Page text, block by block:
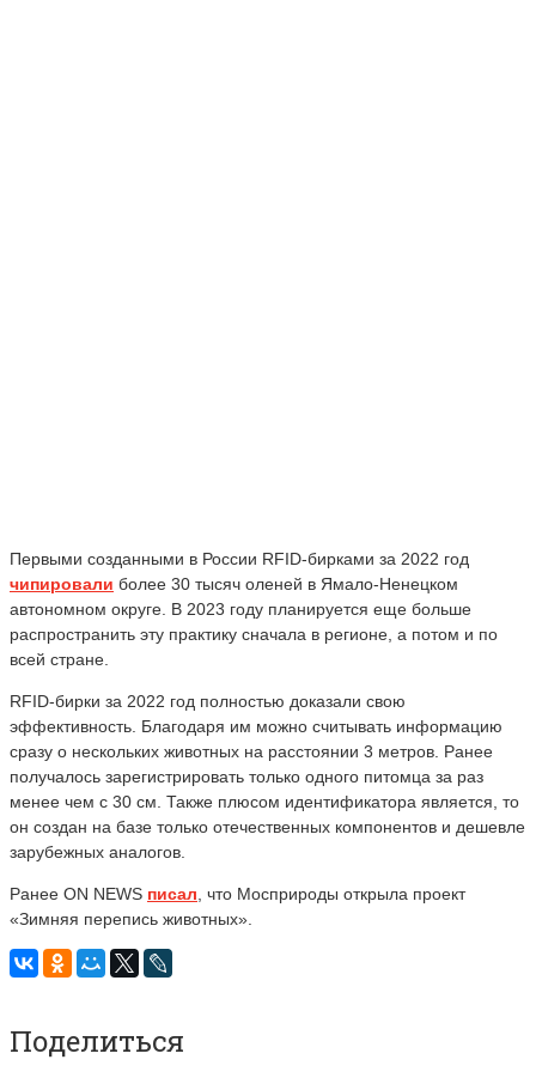
Первыми созданными в России RFID-бирками за 2022 год
чипировали более 30 тысяч оленей в Ямало-Ненецком
автономном округе. В 2023 году планируется еще больше
распространить эту практику сначала в регионе, а потом и по
всей стране.
RFID-бирки за 2022 год полностью доказали свою
эффективность. Благодаря им можно считывать информацию
сразу о нескольких животных на расстоянии 3 метров. Ранее
получалось зарегистрировать только одного питомца за раз
менее чем с 30 см. Также плюсом идентификатора является, то
он создан на базе только отечественных компонентов и дешевле
зарубежных аналогов.
Ранее ON NEWS писал , что Мосприроды открыла проект
«Зимняя перепись животных».
Поделиться